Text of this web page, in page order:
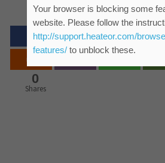
0
Shares
Your browser is blocking some
website. Please follow the
http://support.heateor.com/
features/to unblock these.